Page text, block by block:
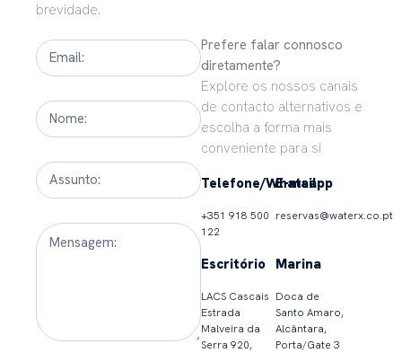
brevidade.
Contact
Us
Prefere falar connosco
diretamente?
Explore os nossos canais
de contacto alternativos e
escolha a forma mais
conveniente para si
Telefone/Whatsapp
+351 918 500
122
E-mail
reservas@waterx.co.pt
Escritório
LACS Cascais
Estrada
Malveira da
Serra 920,
​​​​​​​​​​​Marina
Doca de
Santo Amaro,
Alcântara,
Porta/Gate 3